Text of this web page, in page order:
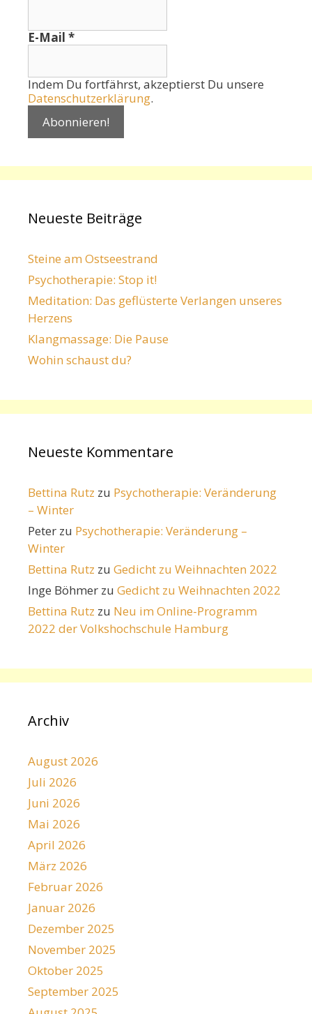
E-Mail *
Indem Du fortfährst, akzeptierst Du unsere
Datenschutzerklärung.
Neueste Beiträge
Steine am Ostseestrand
Psychotherapie: Stop it!
Meditation: Das geflüsterte Verlangen unseres
Herzens
Klangmassage: Die Pause
Wohin schaust du?
Neueste Kommentare
Bettina Rutz zu Psychotherapie: Veränderung
– Winter
Peter zu Psychotherapie: Veränderung –
Winter
Bettina Rutz zu Gedicht zu Weihnachten 2022
Inge Böhmer zu Gedicht zu Weihnachten 2022
Bettina Rutz zu Neu im Online-Programm
2022 der Volkshochschule Hamburg
Archiv
August 2026
Juli 2026
Juni 2026
Mai 2026
April 2026
März 2026
Februar 2026
Januar 2026
Dezember 2025
November 2025
Oktober 2025
September 2025